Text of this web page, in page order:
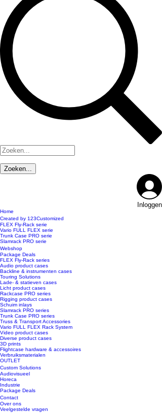
Inloggen
Home
Created by 123Customized
FLEX Fly-Rack serie
Vario FULL FLEX serie
Trunk Case PRO serie
Slamrack PRO serie
Webshop
Package Deals
FLEX Fly-Rack series
Audio product cases
Backline & instrumenten cases
Touring Solutions
Lade- & statieven cases
Licht product cases
Rackcase PRO series
Rigging product cases
Schuim inlays
Slamrack PRO series
Trunk Case PRO series
Truss & Transport Accessories
Vario FULL FLEX Rack System
Video product cases
Diverse product cases
3D prints
Flightcase hardware & accessoires
Verbruiksmaterialen
OUTLET
Custom Solutions
Audiovisueel
Horeca
Industrie
Package Deals
Contact
Over ons
Veelgestelde vragen